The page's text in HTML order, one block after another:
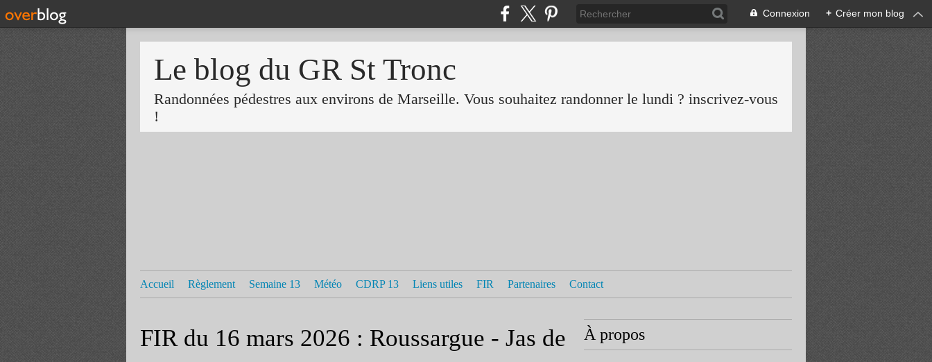
Connexion + Créer mon blog
Le blog du GR St Tronc
Randonnées pédestres aux environs de Marseille. Vous souhaitez randonner le lundi ? inscrivez-vous
!
Accueil Règlement Semaine 13 Météo CDRP 13 Liens utiles FIR Partenaires Contact
FIR du 16 mars 2026 : Roussargue - Jas de
À propos